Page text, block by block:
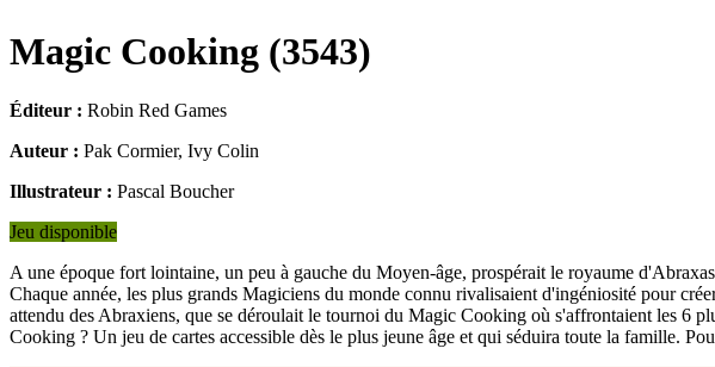
Magic Cooking (3543)
Éditeur : Robin Red Games
Auteur : Pak Cormier, Ivy Colin
Illustrateur : Pascal Boucher
Jeu disponible
A une époque fort lointaine, un peu à gauche du Moyen-âge, prospérait le royaume
Chaque année, les plus grands Magiciens du monde connu rivalisaient d'ingéniosité pour
attendu des Abraxiens, que se déroulait le tournoi du Magic Cooking où s'affrontaient les 6
Cooking ? Un jeu de cartes accessible dès le plus jeune âge et qui séduira toute la famille.